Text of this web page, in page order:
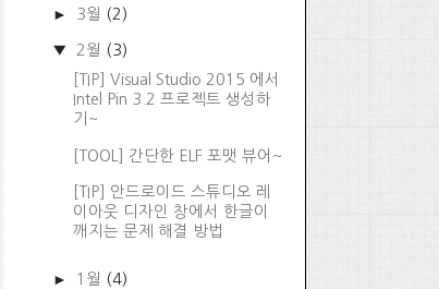
► 3월 (2)
▼ 2월 (3)
[TIP] Visual Studio 2015 에서
Intel Pin 3.2 프로젝트 생성하
기~
[TOOL] 간단한 ELF 포맷 뷰어~
[TIP] 안드로이드 스튜디오 레
이아웃 디자인 창에서 한글이
깨지는 문제 해결 방법
► 1월 (4)